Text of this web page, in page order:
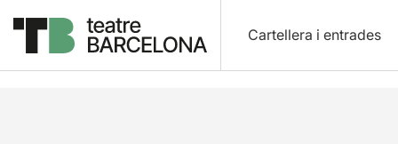
Cartellera i entrades
Descripció Fitxa artística